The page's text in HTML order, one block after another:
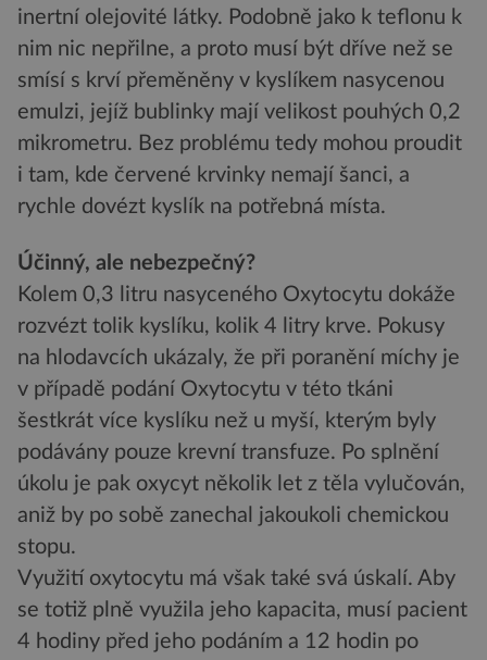
inertní olejovité látky. Podobně jako k teflonu k
nim nic nepřilne, a proto musí být dříve než se
smísí s krví přeměněny v kyslíkem nasycenou
emulzi, jejíž bublinky mají velikost pouhých 0,2
mikrometru. Bez problému tedy mohou proudit
i tam, kde červené krvinky nemají šanci, a
rychle dovézt kyslík na potřebná místa.
Účinný, ale nebezpečný?
Kolem 0,3 litru nasyceného Oxytocytu dokáže
rozvézt tolik kyslíku, kolik 4 litry krve. Pokusy
na hlodavcích ukázaly, že při poranění míchy je
v případě podání Oxytocytu v této tkáni
šestkrát více kyslíku než u myší, kterým byly
podávány pouze krevní transfuze. Po splnění
úkolu je pak oxycyt několik let z těla vylučován,
aniž by po sobě zanechal jakoukoli chemickou
stopu.
Využití oxytocytu má však také svá úskalí. Aby
se totiž plně využila jeho kapacita, musí pacient
4 hodiny před jeho podáním a 12 hodin po